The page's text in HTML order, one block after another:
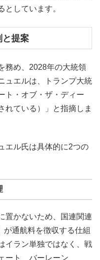
としています。
と提案
務め、2028年の大統領
ュエルは、トランプ大統
ト・オブ・ザ・ディー
れている）」と指摘しま
エル氏は具体的に2つの
置かないため、国連関連
が通航料を徴収する仕組
イラン単独ではなく、戦
ト、バーレーン、